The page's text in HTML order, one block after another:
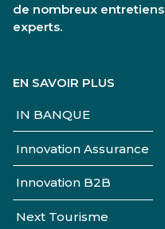
de nombreux
experts.
EN SAVOIR PLUS
IN BANQUE
Innovation Assurance
Innovation B2B
Next Tourisme